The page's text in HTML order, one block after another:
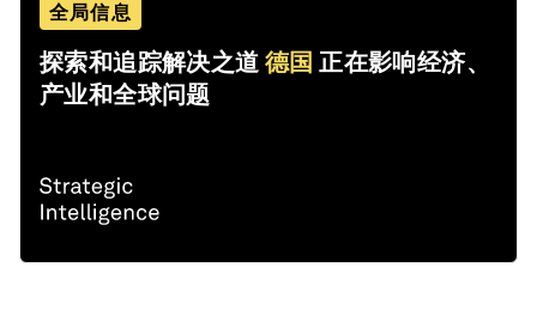
全局信息
探索和追踪解决之道德国 正在影响经济、
产业和全球问题